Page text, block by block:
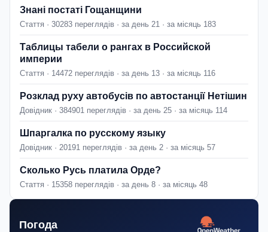
Знані постаті Гощанщини
Стаття · 30283 переглядів · за день 21 · за місяць 183
Таблицы табели о рангах в Российской
империи
Стаття · 14472 переглядів · за день 13 · за місяць 116
Розклад руху автобусів по автостанції Нетішин
Довідник · 384901 переглядів · за день 25 · за місяць 114
Шпаргалка по русскому языку
Довідник · 20191 переглядів · за день 2 · за місяць 57
Сколько Русь платила Орде?
Стаття · 15358 переглядів · за день 8 · за місяць 48
Погода